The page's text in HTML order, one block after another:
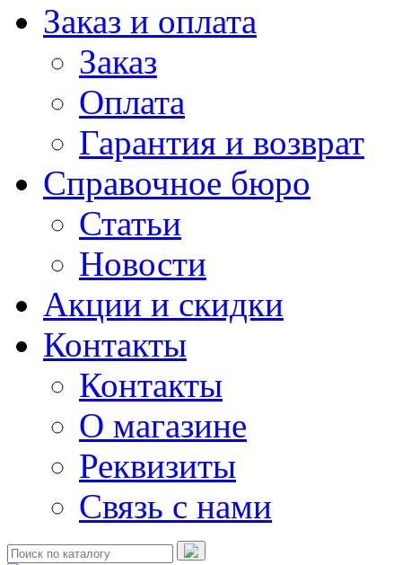
Заказ и оплата
Заказ
Оплата
Гарантия и возврат
Справочное бюро
Статьи
Новости
Акции и скидки
Контакты
Контакты
О магазине
Реквизиты
Связь с нами